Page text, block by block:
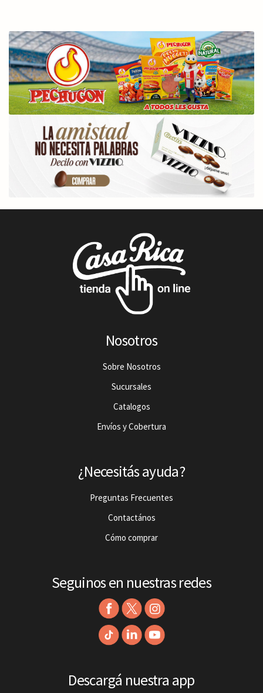
Nosotros
Sobre Nosotros
Sucursales
Catalogos
Envíos y Cobertura
¿Necesitás ayuda?
Preguntas Frecuentes
Contactános
Cómo comprar
Seguinos en nuestras redes
Descargá nuestra app